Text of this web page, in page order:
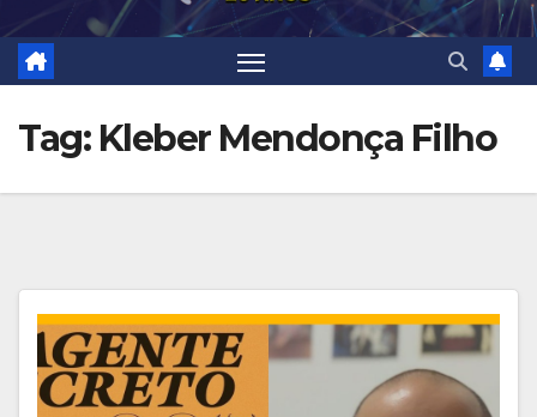
Tag: Kleber Mendonça Filho